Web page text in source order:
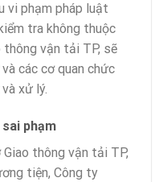
vi phạm pháp luật
tra không thuộc
thông vận tải TP, sẽ
các cơ quan chức
xử lý.
phạm
thông vận tải TP,
tiện, Công ty